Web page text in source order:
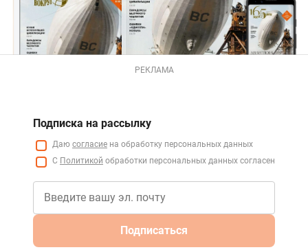
РЕКЛАМА
Подписка на рассылку
Даю согласие на обработку персональных данных
С Политикой обработки персональных данных согласен
Подписаться